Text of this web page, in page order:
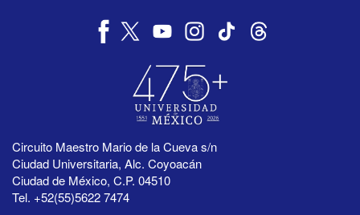
Circuito Maestro Mario de la Cueva s/n
Ciudad Universitaria, Alc. Coyoacán
Ciudad de México, C.P. 04510
Tel. +52(55)5622 7474